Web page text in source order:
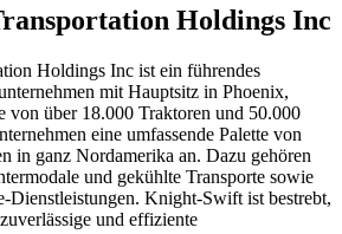
Holdings Inc
Holdings Inc ist ein führendes
mit Hauptsitz in Phoenix,
von über 18.000 Traktoren und 50.000
eine umfassende Palette von
in ganz Nordamerika an. Dazu gehören
und gekühlte Transporte sowie
Dienstleistungen. Knight-Swift ist bestrebt,
und effiziente